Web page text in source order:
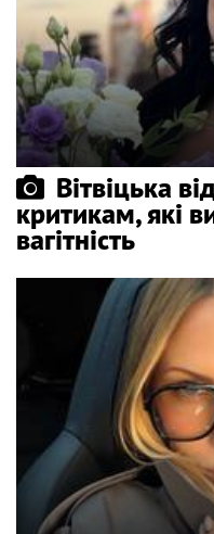
Вітвіцька
критикам, які
вагітність